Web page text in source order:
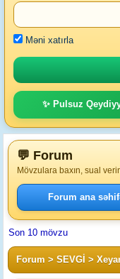
Məni xatırla
✨ Pulsuz
💬 Forum
Mövzulara baxın, sual
Forum ana
Son 10 mövzu
Forum > SEVGİ >